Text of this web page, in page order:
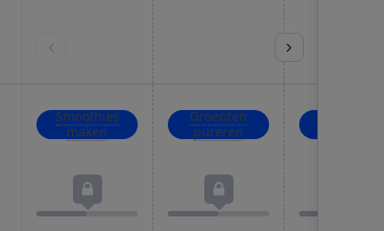
Smoothies
maken
Groenten
pureren